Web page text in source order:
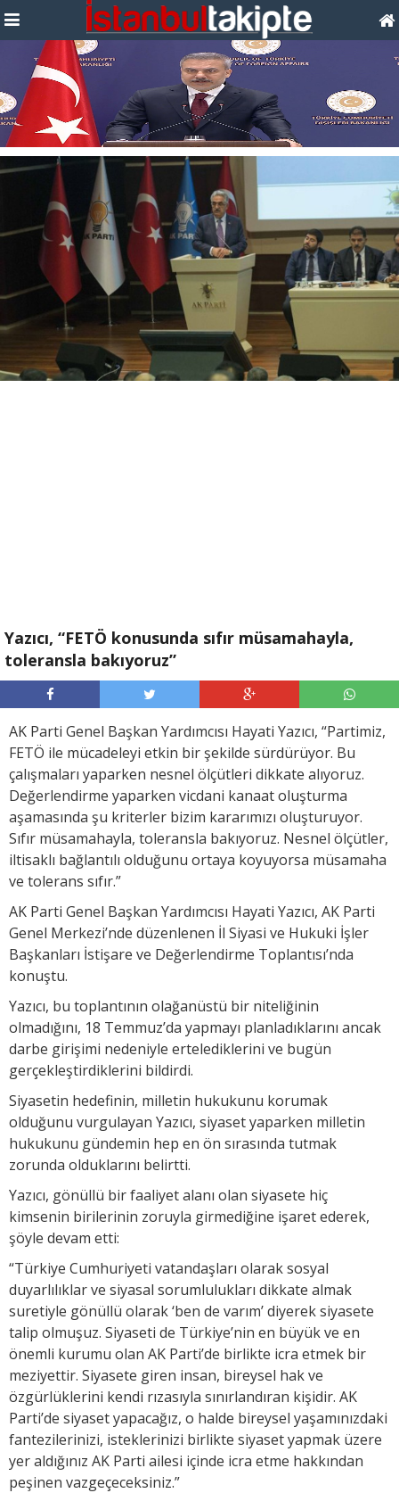
Yazıcı, “FETÖ konusunda sıfır müsamahayla,
toleransla bakıyoruz”
AK Parti Genel Başkan Yardımcısı Hayati Yazıcı, “Partimiz,
FETÖ ile mücadeleyi etkin bir şekilde sürdürüyor. Bu
çalışmaları yaparken nesnel ölçütleri dikkate alıyoruz.
Değerlendirme yaparken vicdani kanaat oluşturma
aşamasında şu kriterler bizim kararımızı oluşturuyor.
Sıfır müsamahayla, toleransla bakıyoruz. Nesnel ölçütler,
iltisaklı bağlantılı olduğunu ortaya koyuyorsa müsamaha
ve tolerans sıfır.”
AK Parti Genel Başkan Yardımcısı Hayati Yazıcı, AK Parti
Genel Merkezi’nde düzenlenen İl Siyasi ve Hukuki İşler
Başkanları İstişare ve Değerlendirme Toplantısı’nda
konuştu.
Yazıcı, bu toplantının olağanüstü bir niteliğinin
olmadığını, 18 Temmuz’da yapmayı planladıklarını ancak
darbe girişimi nedeniyle ertelediklerini ve bugün
gerçekleştirdiklerini bildirdi.
Siyasetin hedefinin, milletin hukukunu korumak
olduğunu vurgulayan Yazıcı, siyaset yaparken milletin
hukukunu gündemin hep en ön sırasında tutmak
zorunda olduklarını belirtti.
Yazıcı, gönüllü bir faaliyet alanı olan siyasete hiç
kimsenin birilerinin zoruyla girmediğine işaret ederek,
şöyle devam etti:
“Türkiye Cumhuriyeti vatandaşları olarak sosyal
duyarlılıklar ve siyasal sorumlulukları dikkate almak
suretiyle gönüllü olarak ‘ben de varım’ diyerek siyasete
talip olmuşuz. Siyaseti de Türkiye’nin en büyük ve en
önemli kurumu olan AK Parti’de birlikte icra etmek bir
meziyettir. Siyasete giren insan, bireysel hak ve
özgürlüklerini kendi rızasıyla sınırlandıran kişidir. AK
Parti’de siyaset yapacağız, o halde bireysel yaşamınızdaki
fantezilerinizi, isteklerinizi birlikte siyaset yapmak üzere
yer aldığınız AK Parti ailesi içinde icra etme hakkından
peşinen vazgeçeceksiniz.”